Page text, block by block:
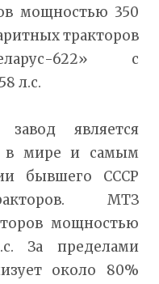
мощностью 350
тракторов
622» с
л.с.
является
в мире и самым
бывшего СССР
МТЗ
мощностью
За пределами
около 80%